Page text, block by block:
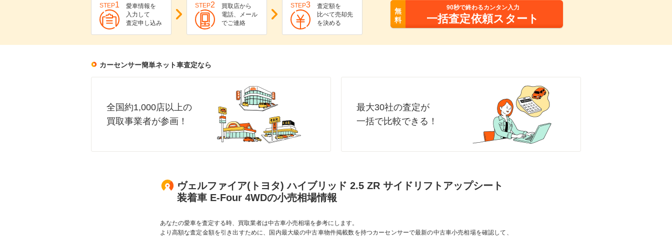
STEP1
愛車情報を
入力して
査定申し込み
STEP2
買取店から
電話、メール
でご連絡
STEP3
査定額を
比べて売却先
を決める
無
料
90秒で終わるカンタン入力
一括査定依頼スタート
カーセンサー簡単ネット車査定なら
全国約1,000店以上の
買取事業者が参画！
最大30社の査定が
一括で比較できる！
ヴェルファイア(トヨタ) ハイブリッド 2.5 ZR サイドリフトアップシート
装着車 E-Four 4WDの小売相場情報
あなたの愛車を査定する時、買取業者は中古車小売相場を参考にします。
より高額な査定金額を引き出すために、国内最大級の中古車物件掲載数を持つカーセンサーで最新の中古車小売相場を確認して、